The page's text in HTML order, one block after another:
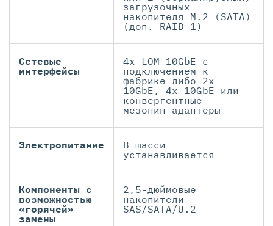
загрузочных
накопителя M.2 (SATA)
(доп. RAID 1)
Сетевые
интерфейсы
4x LOM 10GbE с
подключением к
фабрике либо 2x
10GbE, 4x 10GbE или
конвергентные
мезонин-адаптеры
Электропитание
В шасси
устанавливается
Компоненты с
возможностью
«горячей»
замены
2,5-дюймовые
накопители
SAS/SATA/U.2